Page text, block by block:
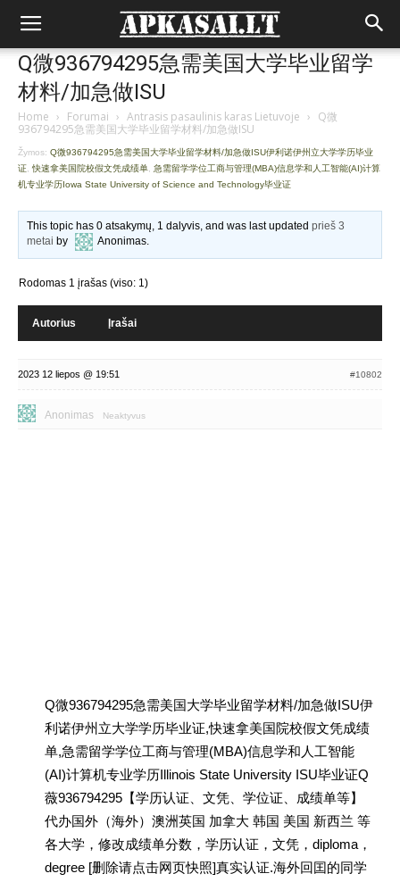
Q微936794295急需美国大学毕业留学
材料/加急做ISU
Home › Forumai › Antrasis pasaulinis karas Lietuvoje › Q微
936794295急需美国大学毕业留学材料/加急做ISU
Žymos: Q微936794295急需美国大学毕业留学材料/加急做ISU伊利诺伊州立大学学历毕业
证 快速拿美国院校假文凭成绩单 急需留学学位工商与管理(MBA)信息学和人工智能(AI)计算
机专业学历Iowa State University of Science and Technology毕业证
This topic has 0 atsakymų, 1 dalyvis, and was last updatedprieš 3
metai by Anonimas.
Rodomas 1 įrašas (viso: 1)
Autorius Įrašai
2023 12 liepos @ 19:51 #10802
Anonimas Neaktyvus
Q微936794295急需美国大学毕业留学材料/加急做ISU伊
利诺伊州立大学学历毕业证,快速拿美国院校假文凭成绩
单,急需留学学位工商与管理(MBA)信息学和人工智能
(AI)计算机专业学历Illinois State University ISU毕业证Q
薇936794295【学历认证、文凭、学位证、成绩单等】
代办国外（海外）澳洲英国 加拿大 韩国 美国 新西兰 等
各大学，修改成绩单分数，学历认证，文凭，diploma，
degree [删除请点击网页快照]真实认证.海外回囯的同学